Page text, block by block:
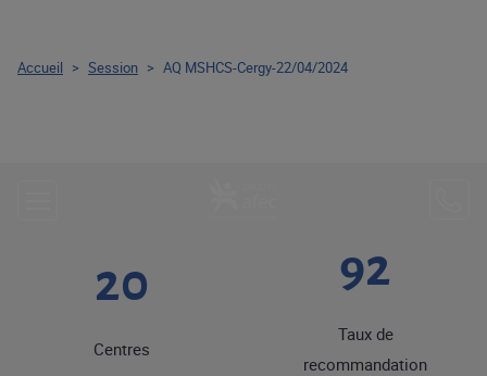
20
Centres
92
Taux de
recommandation
Accueil > Session > AQ MSHCS-Cergy-22/04/2024